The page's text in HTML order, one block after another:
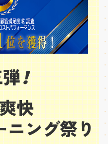
！
快
ニング祭り